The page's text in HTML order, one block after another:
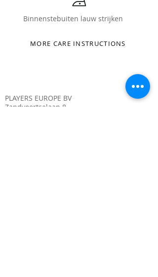
Binnenstebuiten lauw strijken
MORE CARE INSTRUCTIONS
PLAYERS EUROPE BV
Zandvoortselaan 8